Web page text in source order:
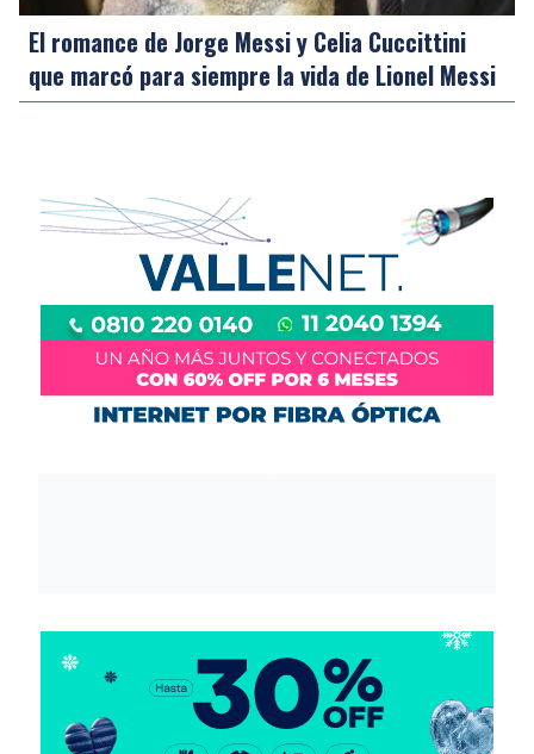
El romance de Jorge Messi y Celia Cuccittini
que marcó para siempre la vida de Lionel Messi